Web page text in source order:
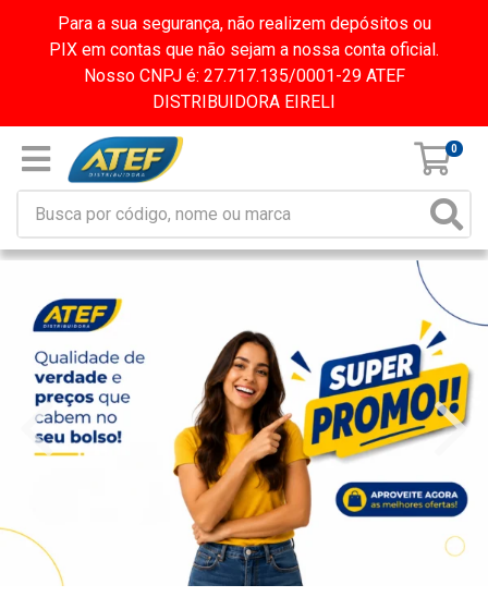
Para a sua segurança, não realizem depósitos ou
PIX em contas que não sejam a nossa conta oficial.
Nosso CNPJ é: 27.717.135/0001-29 ATEF
DISTRIBUIDORA EIRELI
0